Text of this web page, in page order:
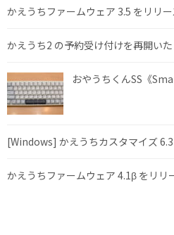
かえうちファームウェア 3.5 をリリ
かえうち2 の予約受け付けを再開い
おやうちくんSS《
[Windows] かえうちカスタマイズ
かえうちファームウェア 4.1β をリリ